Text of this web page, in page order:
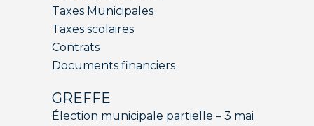
Taxes Municipales
Taxes scolaires
Contrats
Documents financiers
GREFFE
Élection municipale partielle – 3 mai